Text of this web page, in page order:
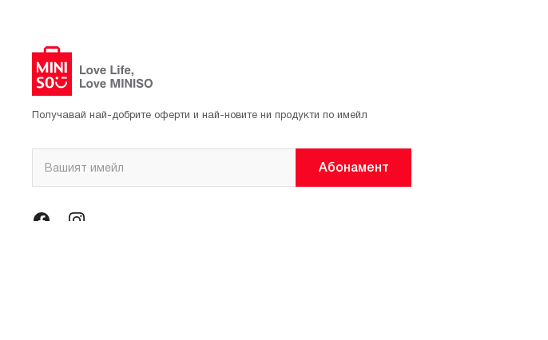
Получавай най-добрите оферти и най-новите ни продукти по имейл
Абонамент